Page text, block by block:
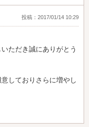
投稿：2017/01/14 10:29
ただき誠にありがとう
しておりさらに増やし
れしい限りでございま